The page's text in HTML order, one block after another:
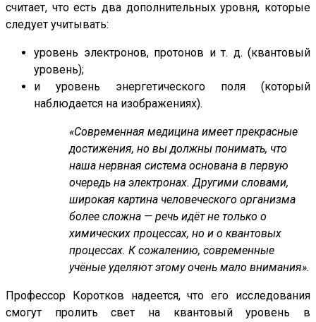
считает, что есть два дополнительных уровня, которые
следует учитывать:
уровень электронов, протонов и т. д. (квантовый
уровень);
и уровень энергетического поля (который
наблюдается на изображениях).
«Современная медицина имеет прекрасные
достижения, но вы должны понимать, что
наша нервная система основана в первую
очередь на электронах. Другими словами,
широкая картина человеческого организма
более сложна — речь идёт не только о
химических процессах, но и о квантовых
процессах. К сожалению, современные
учёные уделяют этому очень мало внимания».
Профессор Коротков надеется, что его исследования
смогут пролить свет на квантовый уровень в